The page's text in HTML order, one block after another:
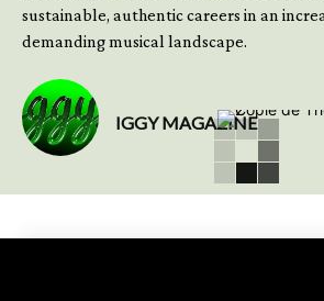
sustainable, authentic careers in an
demanding musical landscape.
IGGY MAGAZINE